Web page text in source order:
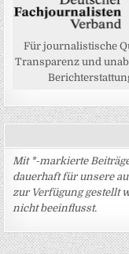
Für journalistische
Transparenz und
Mit *-markierte
dauerhaft für unsere
zur Verfügung gestellt
nicht beeinflusst.